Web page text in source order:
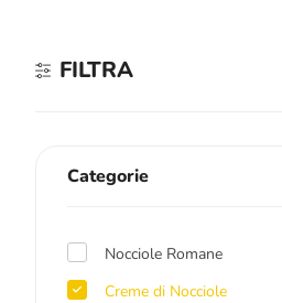
FILTRA
Categorie
Nocciole Romane
Creme di Nocciole